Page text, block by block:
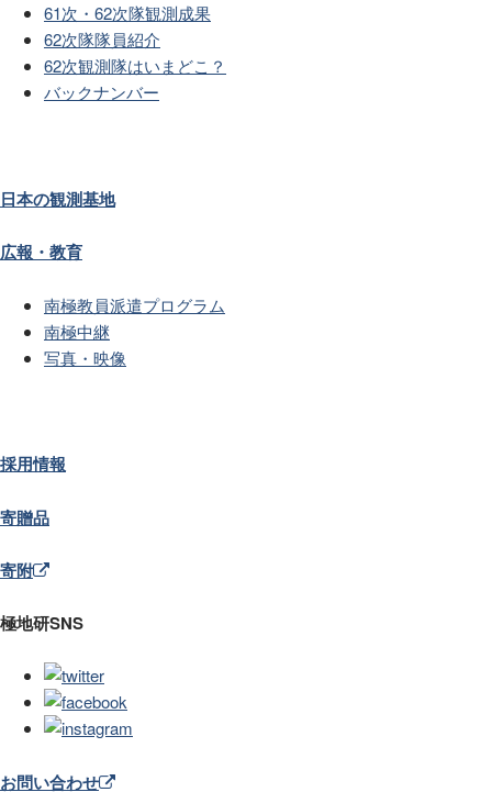
61次・62次隊観測成果
62次隊隊員紹介
62次観測隊はいまどこ？
バックナンバー
日本の観測基地
広報・教育
南極教員派遣プログラム
南極中継
写真・映像
採用情報
寄贈品
寄附
極地研SNS
お問い合わせ